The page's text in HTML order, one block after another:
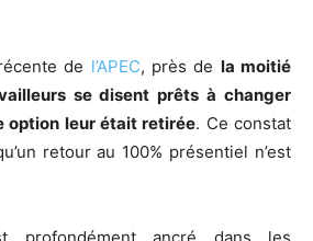
de l’APEC, près de la moitié
se disent prêts à changer
option leur était retirée. Ce constat
retour au 100% présentiel n’est